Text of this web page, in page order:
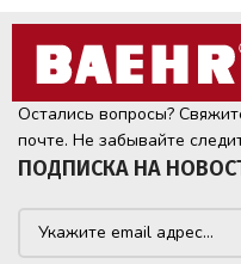
Остались вопросы?
почте. Не забывайте
ПОДПИСКА НА